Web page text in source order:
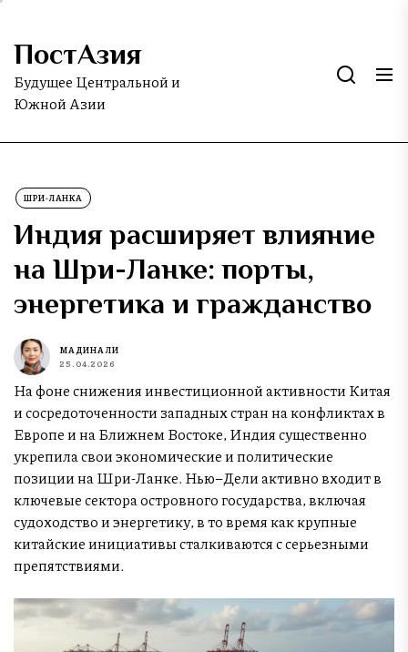
Skip
the
content
ПостАзия
Будущее Центральной и
Южной Азии
ШРИ-ЛАНКА
Индия расширяет влияние
на Шри-Ланке: порты,
энергетика и гражданство
МАДИНА ЛИ
25.04.2026
На фоне снижения инвестиционной активности Китая
и сосредоточенности западных стран на конфликтах в
Европе и на Ближнем Востоке, Индия существенно
укрепила свои экономические и политические
позиции на Шри-Ланке. Нью–Дели активно входит в
ключевые сектора островного государства, включая
судоходство и энергетику, в то время как крупные
китайские инициативы сталкиваются с серьезными
препятствиями.